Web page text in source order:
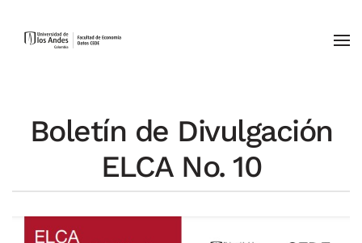
Skip to main content
Boletín de Divulgación
ELCA No. 10